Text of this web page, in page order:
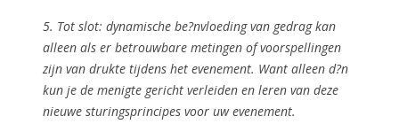
5. Tot slot: dynamische be?nvloeding van gedrag kan
alleen als er betrouwbare metingen of voorspellingen
zijn van drukte tijdens het evenement. Want alleen d?n
kun je de menigte gericht verleiden en leren van deze
nieuwe sturingsprincipes voor uw evenement.